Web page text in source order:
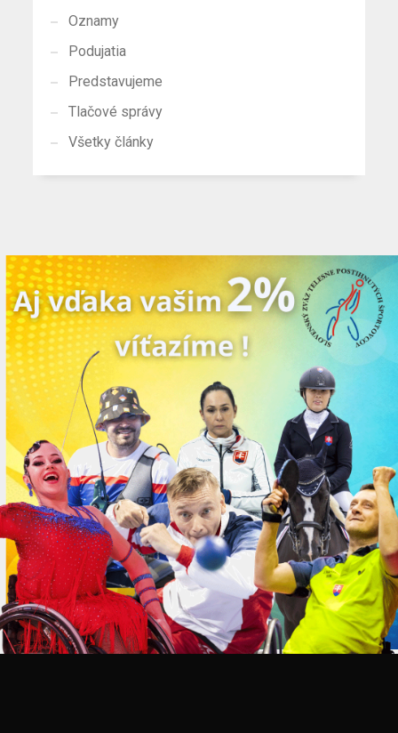
Oznamy
Podujatia
Predstavujeme
Tlačové správy
Všetky články